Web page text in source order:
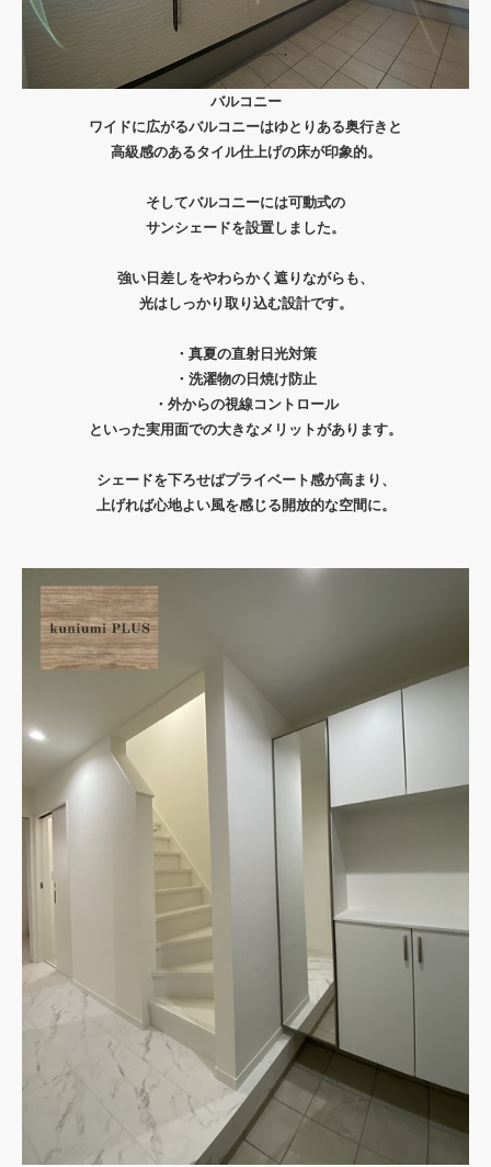
バルコニー
ワイドに広がるバルコニーはゆとりある奥行きと
高級感のあるタイル仕上げの床が印象的。
そしてバルコニーには可動式の
サンシェードを設置しました。
強い日差しをやわらかく遮りながらも、
光はしっかり取り込む設計です。
・真夏の直射日光対策
・洗濯物の日焼け防止
・外からの視線コントロール
といった実用面での大きなメリットがあります。
シェードを下ろせばプライベート感が高まり、
上げれば心地よい風を感じる開放的な空間に。